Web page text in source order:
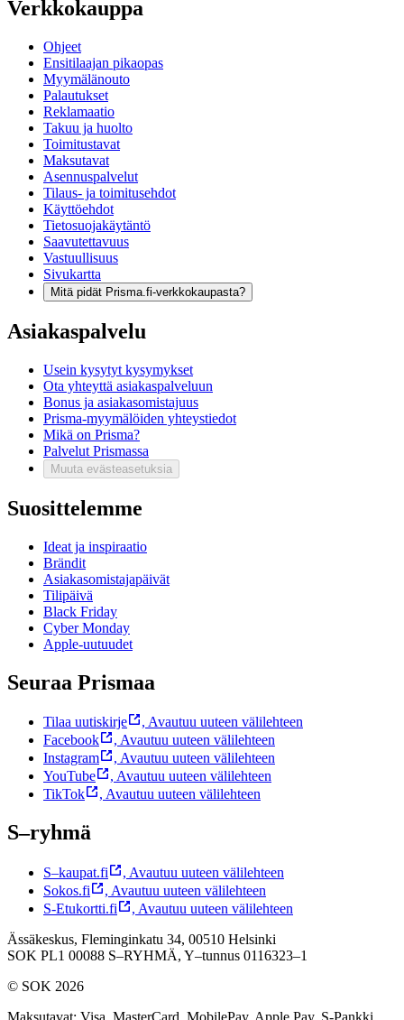
Verkkokauppa
Ohjeet
Ensitilaajan pikaopas
Myymälänouto
Palautukset
Reklamaatio
Takuu ja huolto
Toimitustavat
Maksutavat
Asennuspalvelut
Tilaus- ja toimitusehdot
Käyttöehdot
Tietosuojakäytäntö
Saavutettavuus
Vastuullisuus
Sivukartta
Mitä pidät Prisma.fi-verkkokaupasta?
Asiakaspalvelu
Usein kysytyt kysymykset
Ota yhteyttä asiakaspalveluun
Bonus ja asiakasomistajuus
Prisma-myymälöiden yhteystiedot
Mikä on Prisma?
Palvelut Prismassa
Muuta evästeasetuksia
Suosittelemme
Ideat ja inspiraatio
Brändit
Asiakasomistajapäivät
Tilipäivä
Black Friday
Cyber Monday
Apple-uutuudet
Seuraa Prismaa
Tilaa uutiskirje , Avautuu uuteen välilehteen
Facebook
, Avautuu uuteen välilehteen
Instagram
, Avautuu uuteen välilehteen
YouTube
, Avautuu uuteen välilehteen
TikTok
, Avautuu uuteen välilehteen
S–ryhmä
S–kaupat.fi , Avautuu uuteen välilehteen
Sokos.fi
, Avautuu uuteen välilehteen
S-Etukortti.fi
, Avautuu uuteen välilehteen
Ässäkeskus, Fleminginkatu 34, 00510 Helsinki
SOK PL1 00088 S–RYHMÄ, Y–tunnus 0116323–1
© SOK 2026